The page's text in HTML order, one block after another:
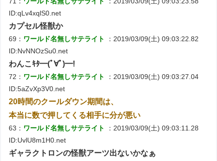
ID:qLv4xqlS0.net
カプセル怪獣か
69： ワールド名無しサテライト
：2019/03/09(土) 09:03:22.82
ID:NvNNOzSu0.net
わんこｷﾀ━(ﾟ∀ﾟ)━!
72： ワールド名無しサテライト
：2019/03/09(土) 09:03:27.04
ID:5aZvXp3V0.net
20時間のクールダウン期間は、
本当に数で押してくる相手に分が悪い
63： ワールド名無しサテライト
：2019/03/09(土) 09:03:11.28
ID:UvlU8m1H0.net
ギャラクトロンの怪獣アーツ出ないかなぁ